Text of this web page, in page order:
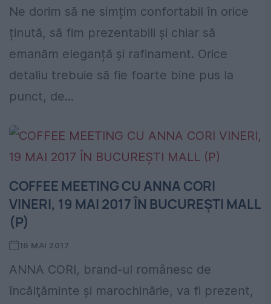
Ne dorim să ne simțim confortabil în orice
ținută, să fim prezentabili și chiar să
emanăm eleganță și rafinament. Orice
detaliu trebuie să fie foarte bine pus la
punct, de...
COFFEE MEETING CU ANNA CORI
VINERI, 19 MAI 2017 ÎN BUCUREŞTI MALL
(P)
16 MAI 2017
ANNA CORI, brand-ul românesc de
încălţăminte şi marochinărie, va fi prezent,